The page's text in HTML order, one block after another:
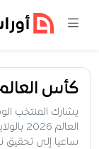
كأس
يشارك المنتخب
ساعيا إلى تحقيق